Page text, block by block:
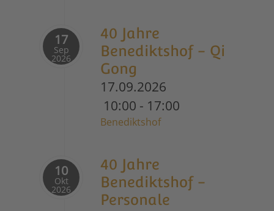
17
Sep
2026
40 Jahre
Benediktshof - Qi
Gong
17.09.2026
10:00 - 17:00
Benediktshof
10
Okt
2026
40 Jahre
Benediktshof -
Personale